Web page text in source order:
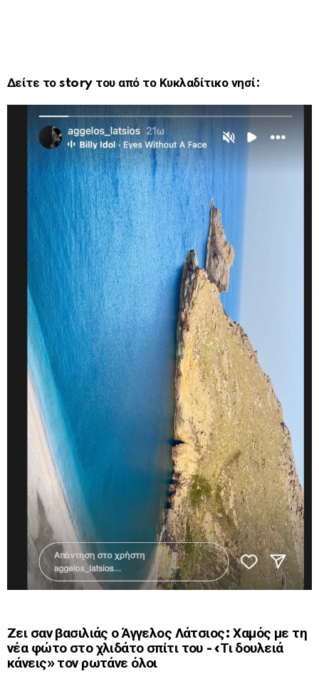
Δείτε το story του από το Κυκλαδίτικο νησί:
Ζει σαν βασιλιάς ο Άγγελος Λάτσιος: Χαμός με τη
νέα φώτο στο χλιδάτο σπίτι του -«Τι δουλειά
κάνεις» τον ρωτάνε όλοι